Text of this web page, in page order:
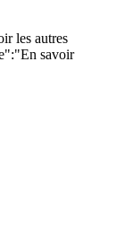
les autres
savoir